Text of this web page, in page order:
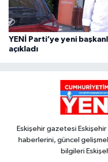
YENİ Parti’ye yeni
açıkladı
Eskişehir gazetesi
haberlerini, güncel
bilgileri